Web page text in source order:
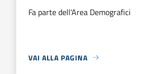
Fa parte dell'Area Demografici
VAI ALLA PAGINA